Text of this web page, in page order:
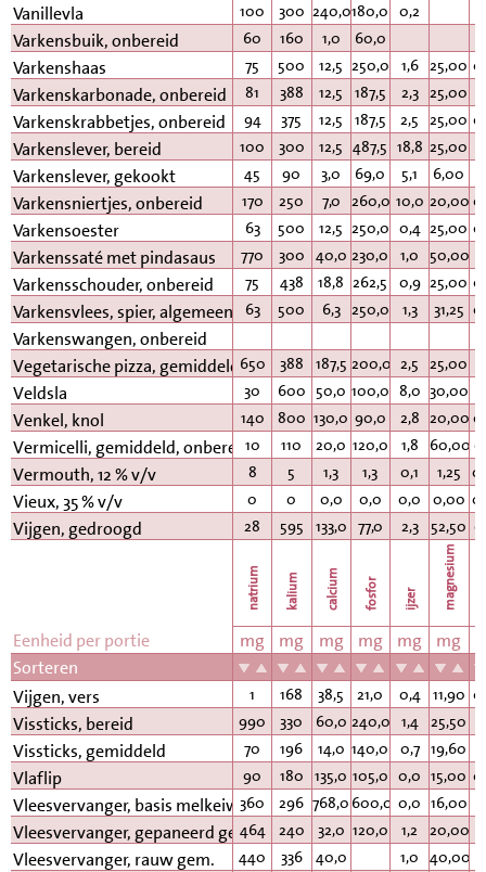
Vanillevla
100 300 240,0180,0 0,2
Varkensbuik, onbereid 60 160 1,0 60,0
Varkenshaas 75 500 12,5 250,0 1,6 25,00
Varkenskarbonade, onbereid 81 388 12,5 187,5 2,3 25,00
Varkenskrabbetjes, onbereid 94 375 12,5 187,5 2,5 25,00
Varkenslever, bereid 100 300 12,5 487,5 18,8 25,00
Varkenslever, gekookt 45 90 3,0 69,0 5,1 6,00
Varkensniertjes, onbereid 170 250 7,0 260,0 10,0 20,00
Varkensoester 63 500 12,5 250,0 0,4 25,00
Varkenssaté met pindasaus 770 300 40,0 230,0 1,0 50,00
Varkensschouder, onbereid 75 438 18,8 262,5 0,9 25,00
Varkensvlees, spier, algemeen 63 500 6,3 250,0 1,3 31,25
Varkenswangen, onbereid
Vegetarische pizza, gemiddeld 650 388 187,5 200,0 2,5 25,00
Veldsla 30 600 50,0 100,0 8,0 30,00
Venkel, knol 140 800 130,0 90,0 2,8 20,00
Vermicelli, gemiddeld, onbereid10 110 20,0 120,0 1,8 60,00
Vermouth, 12 % v/v 8 5 1,3 1,3 0,1 1,25
Vieux, 35 % v/v 0 0 0,0 0,0 0,0 0,00
Vijgen, gedroogd 28 595 133,0 77,0 2,3 52,50
natrium kalium calcium fosfor ijzer magnesium
Eenheid per portie mg mg mg mg mg mg
Sorteren
Vijgen, vers
1 168 38,5 21,0 0,4 11,90
Vissticks, bereid 990 330 60,0 240,0 1,4 25,50
Vissticks, gemiddeld 70 196 14,0 140,0 0,7 19,60
Vlaflip 90 180 135,0 105,0 0,0 15,00
Vleesvervanger, basis melkeiwit360 296 768,0 600,0 0,0 16,00
Vleesvervanger, gepaneerd gem.
464 240 32,0 120,0 1,2 20,00
Vleesvervanger, rauw gem. 440 336 40,0 1,0 40,00